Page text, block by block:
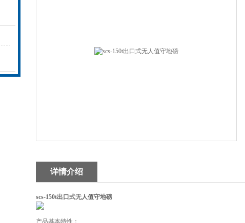
详情介绍
scs-150t出口式无人值守地磅
产品基本特性：